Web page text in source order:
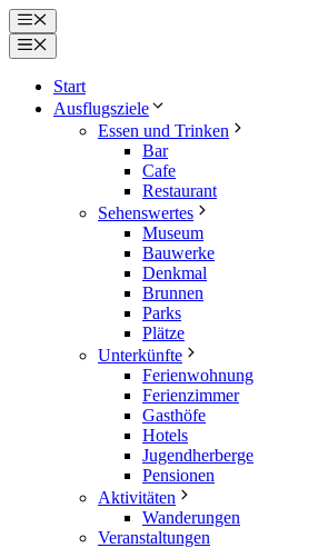
Zum
Inhalt
springen
Menü
Menü
Start
Ausflugsziele
Essen und Trinken
Bar
Cafe
Restaurant
Sehenswertes
Museum
Bauwerke
Denkmal
Brunnen
Parks
Plätze
Unterkünfte
Ferienwohnung
Ferienzimmer
Gasthöfe
Hotels
Jugendherberge
Pensionen
Aktivitäten
Wanderungen
Veranstaltungen